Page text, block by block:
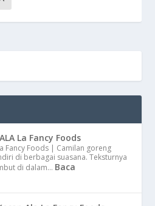
La Fancy Foods
La Fancy Foods | Camilan goreng
di berbagai suasana. Teksturnya
di dalam… Baca